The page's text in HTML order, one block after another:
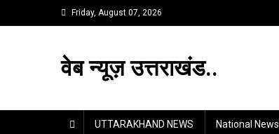
to
Friday, August 07, 2026
वेब न्यूज़ उत्तराखंड..
UTTARAKHAND NEWS National News